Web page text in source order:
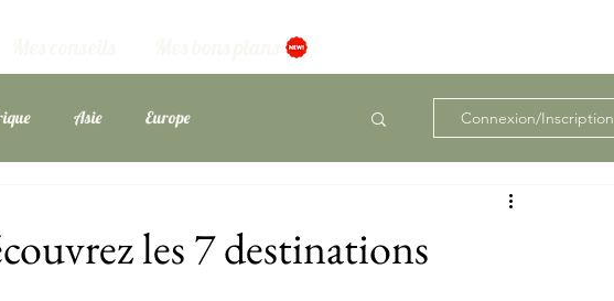
Asie Europe Connexion/Inscription
les 7 destinations